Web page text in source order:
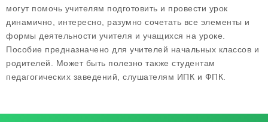
могут помочь учителям подготовить и провести урок
динамично, интересно, разумно сочетать все элементы и
формы деятельности учителя и учащихся на уроке.
Пособие предназначено для учителей начальных классов и
родителей. Может быть полезно также студентам
педагогических заведений, слушателям ИПК и ФПК.